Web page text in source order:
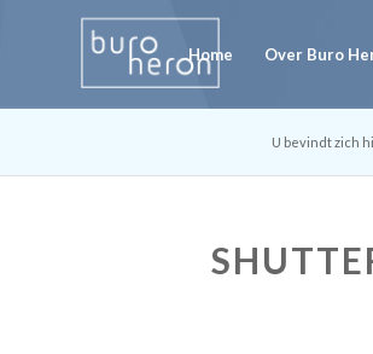
Home Over Buro
U bevindt zich